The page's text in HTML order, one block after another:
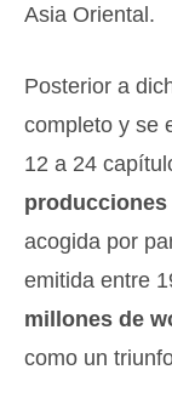
Asia Oriental.
Posterior a
completo y se
12 a 24
producciones
acogida por
emitida entre
millones de
como un